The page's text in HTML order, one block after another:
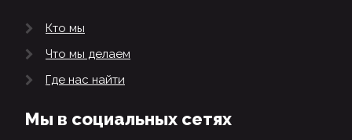
Кто мы
Что мы делаем
Где нас найти
Мы в социальных сетях